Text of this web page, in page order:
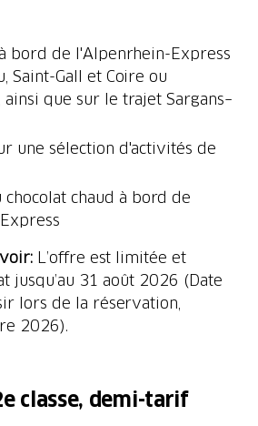
bord de l'Alpenrhein-Express
Saint-Gall et Coire ou
que sur le trajet Sargans–
une sélection d'activités de
chocolat chaud à bord de
L’offre est limitée et
jusqu’au 31 août 2026 (Date
lors de la réservation,
2026).
classe, demi-tarif